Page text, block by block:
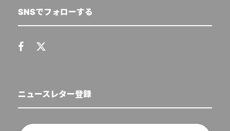
SNSでフォローする
ニュースレター登録